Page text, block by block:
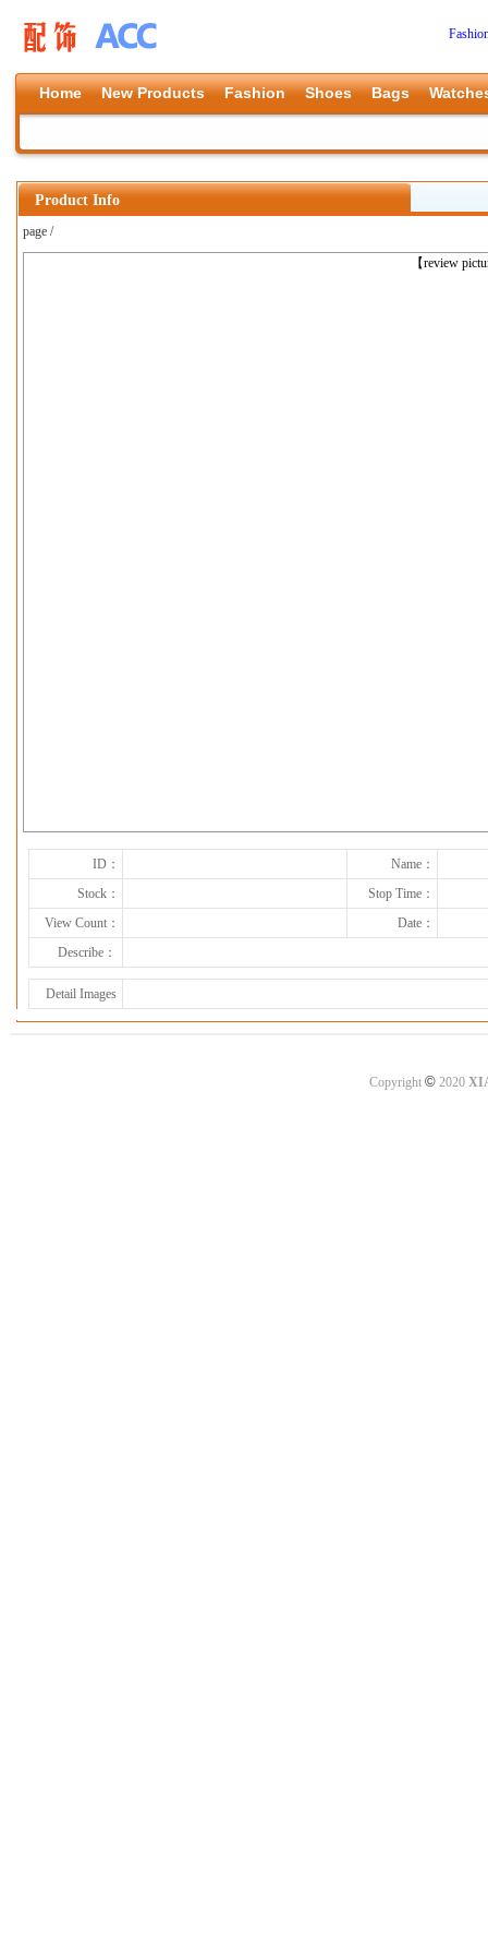
Home New Products Fashion Shoes Bags
Product Info
page /
【review
上一张
ID：
Name：
Stock：
Stop Time：
View Count：
Date：
Describe：
Detail Images
Copyright ©2020